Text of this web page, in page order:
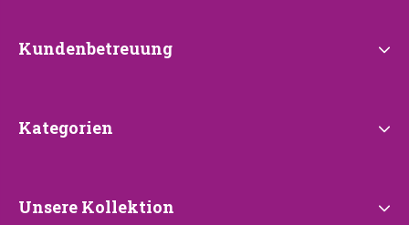
Kundenbetreuung
Kundenbetreuung
Kategorien
Kategorien
Unsere
Unsere Kollektion